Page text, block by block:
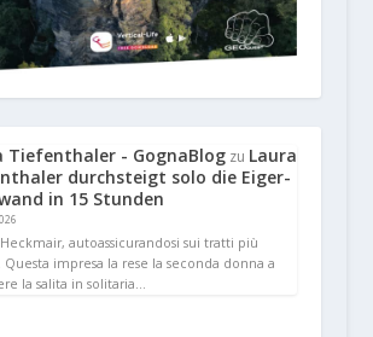
Tiefenthaler - GognaBlogzu Laura
durchsteigt solo die Eiger-
in 15 Stunden
autoassicurandosi sui tratti più
impresa la rese la seconda donna a
la salita in solitaria…